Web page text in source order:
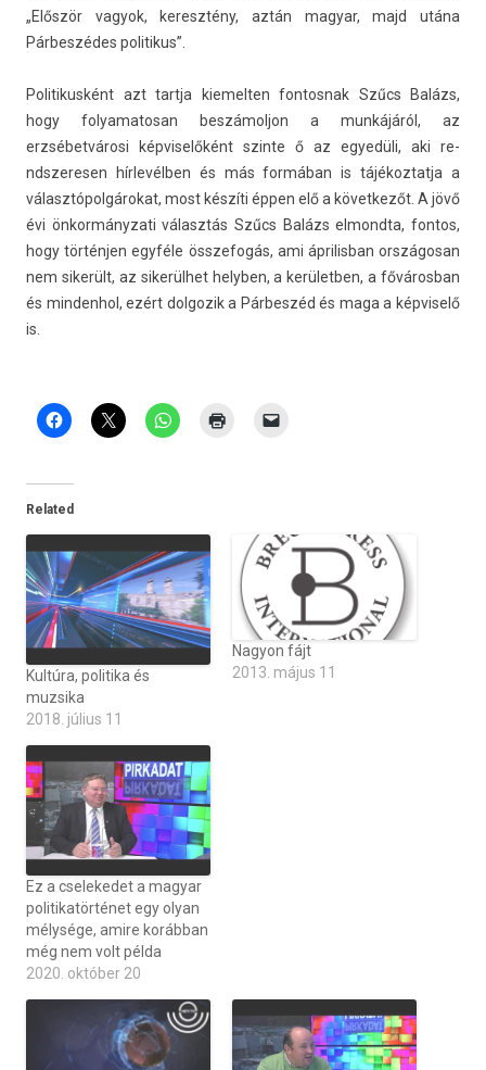
„Először vagyok, keresztény, aztán magyar, majd utána
Párbeszédes politikus”.
Politikus­ként azt tartja kiemelt­en fon­tosnak Szűcs Balázs,
hogy folyamatosan be­számol­jon a munkájáról, az
erzsébetvárosi kép­viselőként szin­te ő az egyedüli, aki re­
ndszeres­en hírlevélben és más formában is tájékoz­tatja a
választópolgárokat, most készíti éppen elő a követ­kezőt. A jövő
évi önkor­mányzati választás Szűcs Balázs el­mondta, fon­tos,
hogy történjen egyféle összefogás, ami április­ban országosan
nem sikerült, az sikerülhet helyb­en, a kerületb­en, a főváros­ban
és min­denhol, ezért dol­gozik a Párbeszéd és maga a kép­viselő
is.
Related
Kultúra, politika és
muzsika
2018. július 11
Nagyon fájt
2013. május 11
Ez a cselekedet a magyar
politikatörténet egy olyan
mélysége, amire korábban
még nem volt példa
2020. október 20